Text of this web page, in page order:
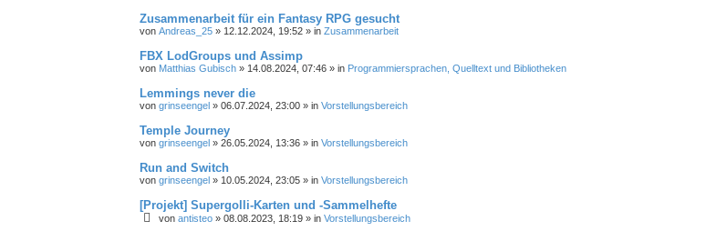
Zusammenarbeit für ein Fantasy RPG gesucht
von Andreas_25 » 12.12.2024, 19:52 » in Zusammenarbeit
FBX LodGroups und Assimp
von Matthias Gubisch » 14.08.2024, 07:46 » in Programmiersprachen, Quelltext und Bibliotheken
Lemmings never die
von grinseengel » 06.07.2024, 23:00 » in Vorstellungsbereich
Temple Journey
von grinseengel » 26.05.2024, 13:36 » in Vorstellungsbereich
Run and Switch
von grinseengel » 10.05.2024, 23:05 » in Vorstellungsbereich
[Projekt] Supergolli-Karten und -Sammelhefte
von antisteo » 08.08.2023, 18:19 » in Vorstellungsbereich